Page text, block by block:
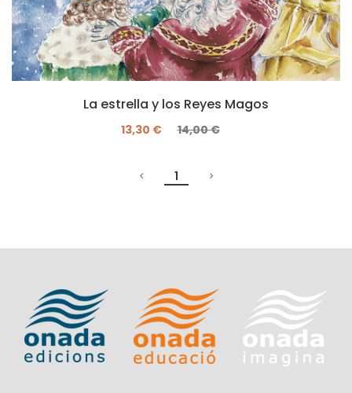
La estrella y los Reyes Magos
13,30 € 14,00 €
1